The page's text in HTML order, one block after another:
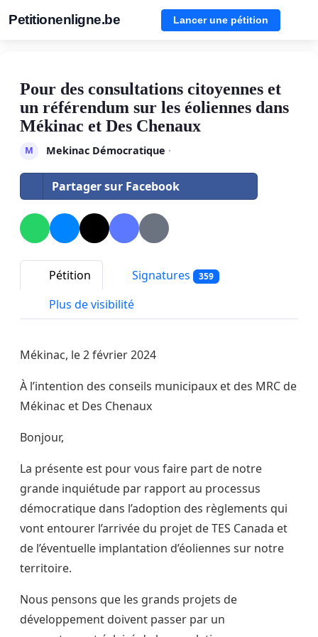
Petitionenligne.be Lancer une pétition
Pour des consultations citoyennes et
un référendum sur les éoliennes dans
Mékinac et Des Chenaux
M Mekinac Démocratique ·
Partager sur Facebook
Pétition Signatures 359
Plus de visibilité
Mékinac, le 2 février 2024
À l’intention des conseils municipaux et des MRC de
Mékinac et Des Chenaux
Bonjour,
La présente est pour vous faire part de notre
grande inquiétude par rapport au processus
démocratique dans l’adoption des règlements qui
vont entourer l’arrivée du projet de TES Canada et
de l’éventuelle implantation d’éoliennes sur notre
territoire.
Nous pensons que les grands projets de
développement doivent passer par un